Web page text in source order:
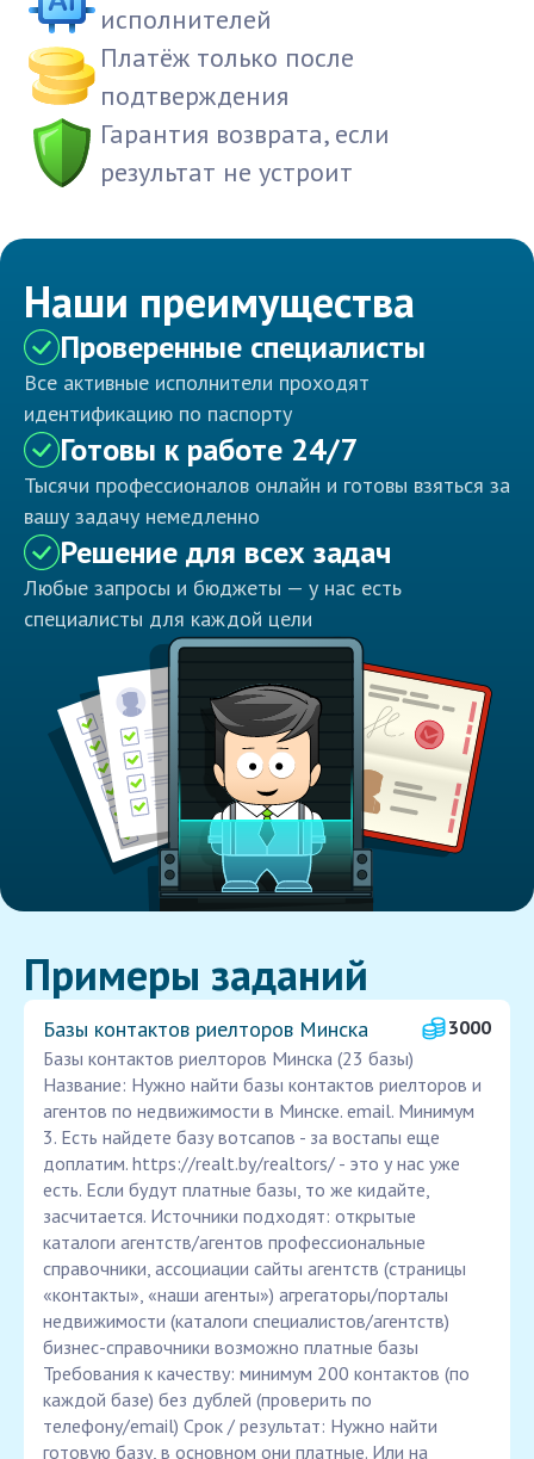
исполнителей
Платёж только после
подтверждения
Гарантия возврата, если
результат не устроит
Наши преимущества
Проверенные специалисты
Все активные исполнители проходят
идентификацию по паспорту
Готовы к работе 24/7
Тысячи профессионалов онлайн и готовы взяться за
вашу задачу немедленно
Решение для всех задач
Любые запросы и бюджеты — у нас есть
специалисты для каждой цели
Примеры заданий
Базы контактов риелторов Минска
3000
Базы контактов риелторов Минска (23 базы)
Название: Нужно найти базы контактов риелторов и
агентов по недвижимости в Минске. email. Минимум
3. Есть найдете базу вотсапов - за востапы еще
доплатим. https://realt.by/realtors/ - это у нас уже
есть. Если будут платные базы, то же кидайте,
засчитается. Источники подходят: открытые
каталоги агентств/агентов профессиональные
справочники, ассоциации сайты агентств (страницы
«контакты», «наши агенты») агрегаторы/порталы
недвижимости (каталоги специалистов/агентств)
бизнес-справочники возможно платные базы
Требования к качеству: минимум 200 контактов (по
каждой базе) без дублей (проверить по
телефону/email) Срок / результат: Нужно найти
готовую базу, в основном они платные. Или на